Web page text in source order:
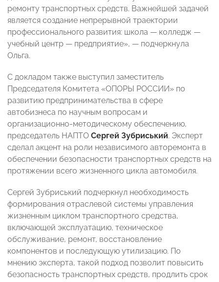
ремонту транспортных средств. Важнейшей задачей
является создание непрерывной траектории
профессионального развития: школа — колледж —
учебный центр — предприятие», — подчеркнула
Ольга.
С докладом также выступил заместитель
Председателя Комитета «ОПОРЫ РОССИИ» по
развитию предпринимательства в сфере
автобизнеса по научным вопросам и
организационно-методическому обеспечению,
председатель НАПТО Сергей Зубриський. Эксперт
сделал акцент на роли независимого авторемонта в
обеспечении безопасности транспортных средств на
протяжении всего жизненного цикла автомобиля.
Сергей Зубриський подчеркнул необходимость
формирования отраслевой системы управления
жизненным циклом транспортного средства,
включающей эксплуатацию, техническое
обслуживание, ремонт, восстановление
компонентов и последующую утилизацию. По
мнению эксперта, такой подход позволит повысить
безопасность транспортных средств, продлить срок